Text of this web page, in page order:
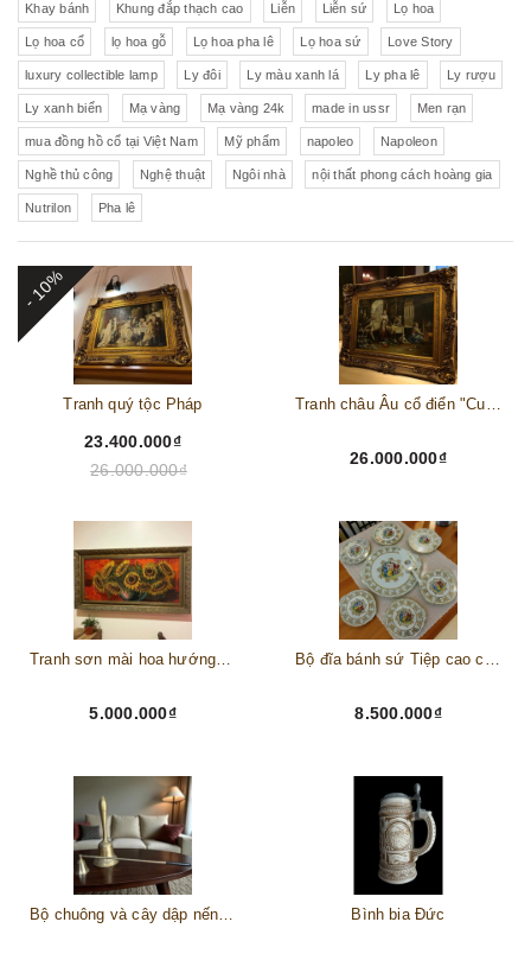
Khay bánh Khung đắp thạch cao Liễn Liễn sứ Lọ hoa
Lọ hoa cổ lọ hoa gỗ Lọ hoa pha lê Lọ hoa sứ Love Story
luxury collectible lamp Ly đôi Ly màu xanh lá Ly pha lê Ly rượu
Ly xanh biển Mạ vàng Mạ vàng 24k made in ussr Men rạn
mua đồng hồ cổ tại Việt Nam Mỹ phẩm napoleo Napoleon
Nghề thủ công Nghệ thuật Ngôi nhà nội thất phong cách hoàng gia
Nutrilon Pha lê
- 10%
Tranh quý tộc Pháp
23.400.000₫
26.000.000₫
Tranh châu Âu cổ điển "Cuộc sống lao động"
26.000.000₫
Tranh sơn mài hoa hướng dương châu Âu
5.000.000₫
Bộ đĩa bánh sứ Tiệp cao cấp – Biểu tượng tinh tế cho bàn tiệc thượng lưu
8.500.000₫
Bộ chuông và cây dập nến đồng Bình bia Đức